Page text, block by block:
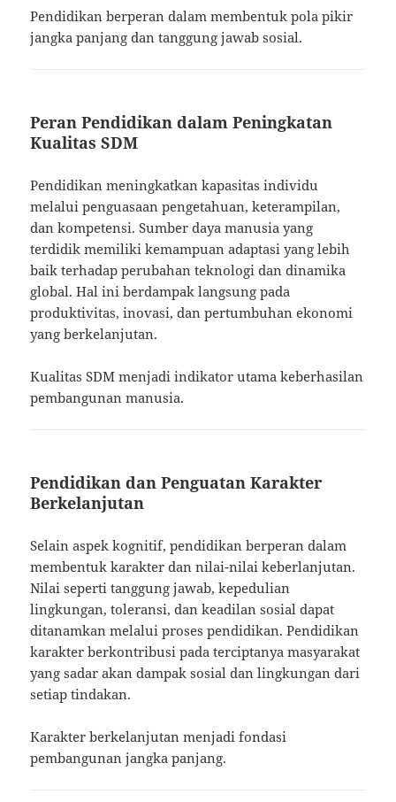
Pendidikan berperan dalam membentuk pola pikir
jangka panjang dan tanggung jawab sosial.
Peran Pendidikan dalam Peningkatan
Kualitas SDM
Pendidikan meningkatkan kapasitas individu
melalui penguasaan pengetahuan, keterampilan,
dan kompetensi. Sumber daya manusia yang
terdidik memiliki kemampuan adaptasi yang lebih
baik terhadap perubahan teknologi dan dinamika
global. Hal ini berdampak langsung pada
produktivitas, inovasi, dan pertumbuhan ekonomi
yang berkelanjutan.
Kualitas SDM menjadi indikator utama keberhasilan
pembangunan manusia.
Pendidikan dan Penguatan Karakter
Berkelanjutan
Selain aspek kognitif, pendidikan berperan dalam
membentuk karakter dan nilai-nilai keberlanjutan.
Nilai seperti tanggung jawab, kepedulian
lingkungan, toleransi, dan keadilan sosial dapat
ditanamkan melalui proses pendidikan. Pendidikan
karakter berkontribusi pada terciptanya masyarakat
yang sadar akan dampak sosial dan lingkungan dari
setiap tindakan.
Karakter berkelanjutan menjadi fondasi
pembangunan jangka panjang.